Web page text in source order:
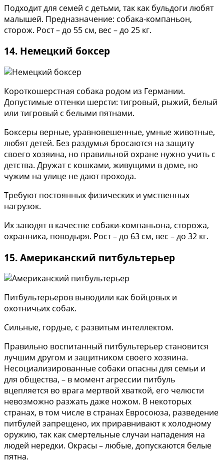
Подходит для семей с детьми, так как бульдоги любят
малышей. Предназначение: собака-компаньон,
сторож. Рост – до 55 см, вес – до 25 кг.
14. Немецкий боксер
Короткошерстная собака родом из Германии.
Допустимые оттенки шерсти: тигровый, рыжий, белый
или тигровый с белыми пятнами.
Боксеры верные, уравновешенные, умные животные,
любят детей. Без раздумья бросаются на защиту
своего хозяина, но правильной охране нужно учить с
детства. Дружат с кошками, живущими в доме, но
чужим на улице не дают прохода.
Требуют постоянных физических и умственных
нагрузок.
Их заводят в качестве собаки-компаньона, сторожа,
охранника, поводыря. Рост – до 63 см, вес – до 32 кг.
15. Американский питбультерьер
Питбультерьеров выводили как бойцовых и
охотничьих собак.
Сильные, гордые, с развитым интеллектом.
Правильно воспитанный питбультерьер становится
лучшим другом и защитником своего хозяина.
Несоциализированные собаки опасны для семьи и
для общества, – в момент агрессии питбуль
вцепляется во врага мертвой хваткой, его челюсти
невозможно разжать даже ножом. В некоторых
странах, в том числе в странах Евросоюза, разведение
питбулей запрещено, их приравнивают к холодному
оружию, так как смертельные случаи нападения на
людей нередки. Окрасы – любые, допускаются белые
пятна.